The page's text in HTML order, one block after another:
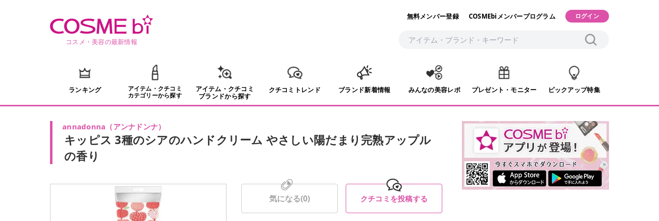
コスメ・美容の最新情報
無料メンバー登録 COSMEbiメンバープログラム ログイン
ランキング
アイテム・クチコミ
カテゴリーから探す
アイテム・クチコミ
ブランドから探す
クチコミトレンド ブランド新着情報 みんなの美容レポ プレゼント・モニター ピックアップ特集
annadonna （アンナドンナ）
キッピス 3種のシアのハンドクリーム やさしい陽だまり完熟アップル
の香り
気になる(0) クチコミを投稿する